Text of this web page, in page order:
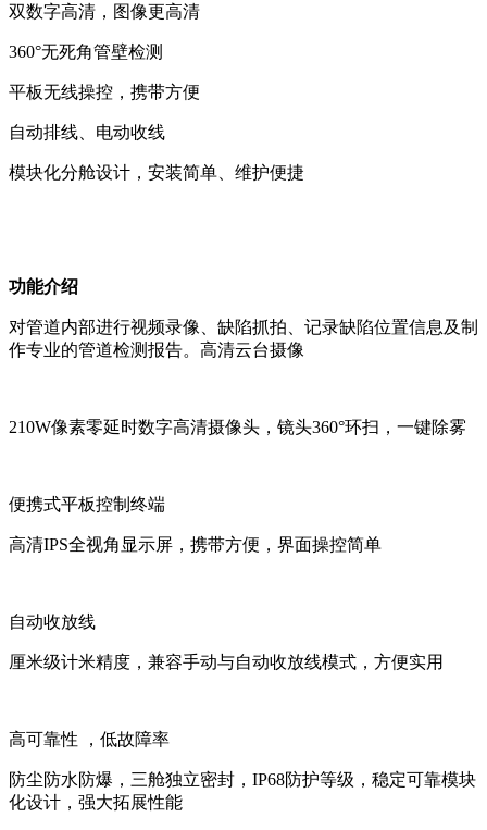
双数字高清，图像更高清
360°无死角管壁检测
平板无线操控，携带方便
自动排线、电动收线
模块化分舱设计，安装简单、维护便捷
功能介绍
对管道内部进行视频录像、缺陷抓拍、记录缺陷位置信息及制
作专业的管道检测报告。高清云台摄像
210W像素零延时数字高清摄像头，镜头360°环扫，一键除雾
便携式平板控制终端
高清IPS全视角显示屏，携带方便，界面操控简单
自动收放线
厘米级计米精度，兼容手动与自动收放线模式，方便实用
高可靠性 ，低故障率
防尘防水防爆，三舱独立密封，IP68防护等级，稳定可靠模块
化设计，强大拓展性能